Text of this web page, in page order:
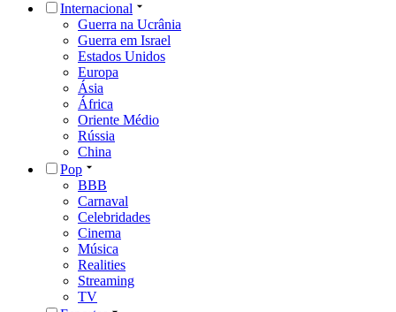
Internacional
Guerra na Ucrânia
Guerra em Israel
Estados Unidos
Europa
Ásia
África
Oriente Médio
Rússia
China
Pop
BBB
Carnaval
Celebridades
Cinema
Música
Realities
Streaming
TV